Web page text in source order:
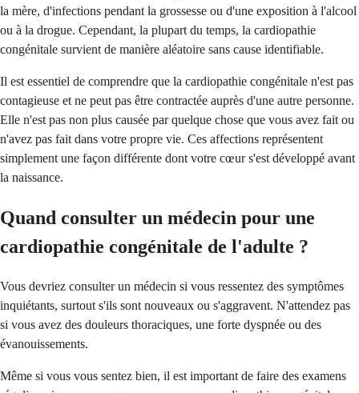
la mère, d'infections pendant la grossesse ou d'une exposition à l'alcool
ou à la drogue. Cependant, la plupart du temps, la cardiopathie
congénitale survient de manière aléatoire sans cause identifiable.
Il est essentiel de comprendre que la cardiopathie congénitale n'est pas
contagieuse et ne peut pas être contractée auprès d'une autre personne.
Elle n'est pas non plus causée par quelque chose que vous avez fait ou
n'avez pas fait dans votre propre vie. Ces affections représentent
simplement une façon différente dont votre cœur s'est développé avant
la naissance.
Quand consulter un médecin pour une
cardiopathie congénitale de l'adulte ?
Vous devriez consulter un médecin si vous ressentez des symptômes
inquiétants, surtout s'ils sont nouveaux ou s'aggravent. N'attendez pas
si vous avez des douleurs thoraciques, une forte dyspnée ou des
évanouissements.
Même si vous vous sentez bien, il est important de faire des examens